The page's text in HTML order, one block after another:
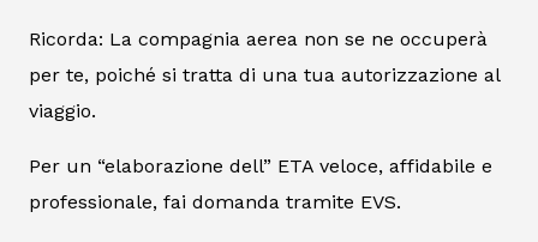
Ricorda: La compagnia aerea non se ne occuperà
per te, poiché si tratta di una tua autorizzazione al
viaggio.
Per un “elaborazione dell” ETA veloce, affidabile e
professionale, fai domanda tramite EVS.